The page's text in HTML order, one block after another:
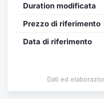
Duration modificata
Prezzo di riferimento
Data di riferimento
Dati ed